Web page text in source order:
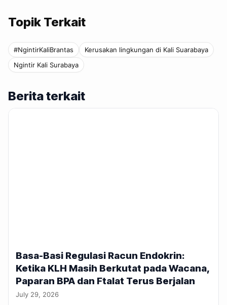
Topik Terkait
#NgintirKaliBrantas
Kerusakan lingkungan di Kali Suarabaya
Ngintir Kali Surabaya
Berita terkait
Basa-Basi Regulasi Racun Endokrin:
Ketika KLH Masih Berkutat pada Wacana,
Paparan BPA dan Ftalat Terus Berjalan
July 29, 2026